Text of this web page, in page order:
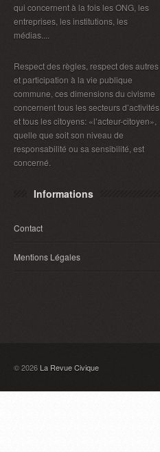
qui concernent à la fois les ONG, les
entreprises, les institutions, les
médias....
Respect des règles, respect des autres
et participation à la vie publique
commune, ces dimensions du civisme
concernent tous les secteurs d’activités
et tous les citoyens: «l’acteur-citoyen»,
quelle que soit son niveau de
responsabilité ou sa sensibilité, est
concerné.
Informations
Contact
Mentions Légales
© 2026 La Revue Civique